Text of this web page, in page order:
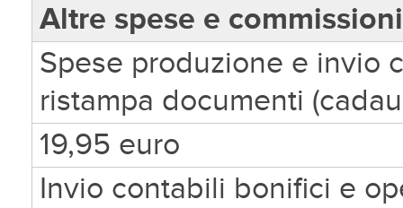
Altre spese e commissioni
Spese produzione e invio
ristampa documenti
19,95 euro
Invio contabili bonifici e